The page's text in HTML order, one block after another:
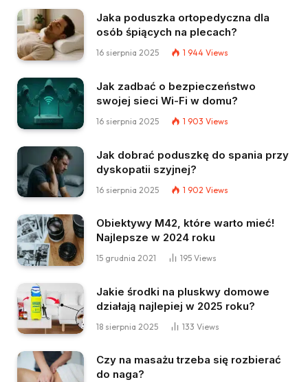
Jaka poduszka ortopedyczna dla
osób śpiących na plecach?
16 sierpnia 2025 1 944 Views
Jak zadbać o bezpieczeństwo
swojej sieci Wi-Fi w domu?
16 sierpnia 2025 1 903 Views
Jak dobrać poduszkę do spania przy
dyskopatii szyjnej?
16 sierpnia 2025 1 902 Views
Obiektywy M42, które warto mieć!
Najlepsze w 2024 roku
15 grudnia 2021 195 Views
Jakie środki na pluskwy domowe
działają najlepiej w 2025 roku?
18 sierpnia 2025 133 Views
Czy na masażu trzeba się rozbierać
do naga?